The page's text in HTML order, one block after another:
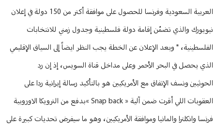
العربية السعودية وفرنسا للحصول على موافقة أكتر من 150 دولة في إعلان
نيويورك والذي تضمّن إقامة دولة فلسطينية وجدول زمني للانتخابات
الفلسطينية، " وبعد الإعلان عن الخطة يجب النظر ايضاً إلى السياق الإقليمي
الذي يحصل في البحر الأحمر وعلى مداخل قناة السويس، إذ إن رد
الحوثيين ونسف الإتفاق مع الأمريكيين هو بالتأكيد رسالة إيرانية ردا على
العقوبات اللي أقرت ضمن آلية « Snap back »بدفع من الترويكا الاوروبية
فرنسا وانكلترا والمانيا وموافقة الأمريكيين، وهو ما سيفرض تحديات كبيرة على